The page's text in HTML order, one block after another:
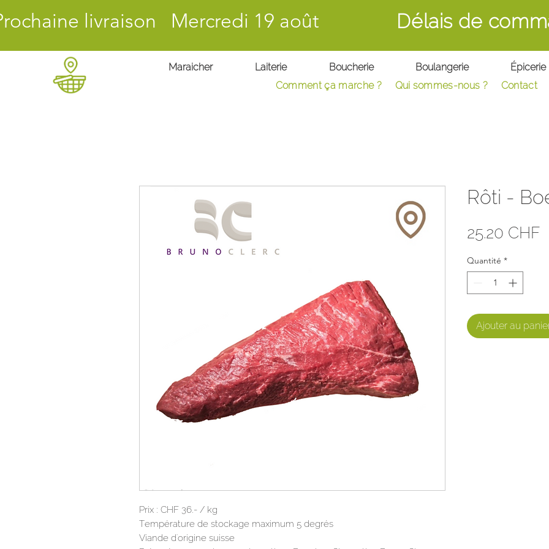
livraison Mercredi 19 août Délais de
Maraicher Laiterie Boucherie Boulangerie
Épicerie
Comment ça marche ?
Qui sommes-nous ? Contact
Prix : CHF 36.- / kg
Température de stockage maximum 5 degrés
Viande d'origine suisse
Rôti -
25.20 CHF
Quantité *
Ajouter au